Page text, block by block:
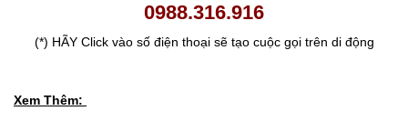
0988.316.916
(*) HÃY Click vào số điện thoại sẽ tạo cuộc gọi trên di động
Xem Thêm: